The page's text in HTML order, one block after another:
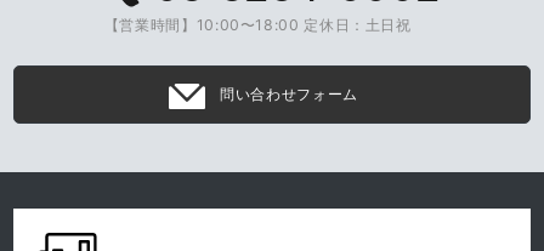
【営業時間】10:00〜18:00 定休日：土日祝
問い合わせフォーム